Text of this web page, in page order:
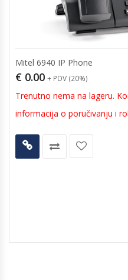
Mitel 6940 IP Phone
€ 0.00 + PDV (20%)
Trenutno nema na lageru.
informacija o poručivanju i